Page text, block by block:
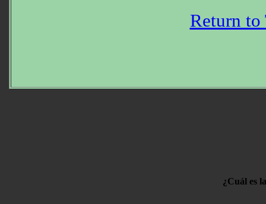
Return to
¿Cuál es